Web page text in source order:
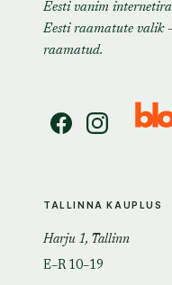
Eesti vanim
Eesti raamatute valik
raamatud.
TALLINNA KAUPLUS
Harju 1, Tallinn
E–R 10–19